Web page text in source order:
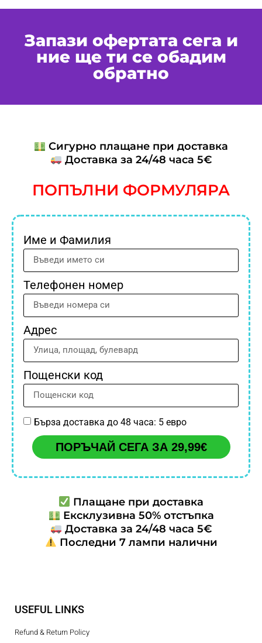
Запази офертата сега и
ние ще ти се обадим
обратно
Сигурно плащане при доставка
Доставка за 24/48 часа 5€
ПОПЪЛНИ ФОРМУЛЯРА
Име и Фамилия
Телефонен номер
Адрес
Пощенски код
Бърза доставка до 48 часа: 5 евро
ПОРЪЧАЙ СЕГА ЗА 29,99€
Плащане при доставка
Ексклузивна 50% отстъпка
Доставка за 24/48 часа 5€
Последни 7 лампи налични
USEFUL LINKS
Refund & Return Policy